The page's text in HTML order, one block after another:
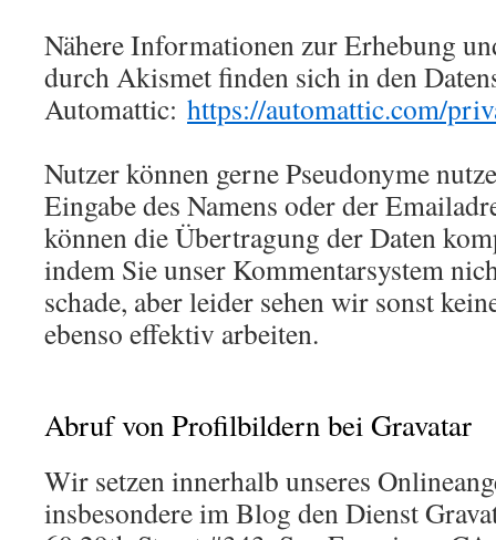
Nähere Informationen zur Erhebung
durch Akismet finden sich in den
Automattic: https://automattic.com/
Nutzer können gerne Pseudonyme
Eingabe des Namens oder der
können die Übertragung der Daten
indem Sie unser Kommentarsystem
schade, aber leider sehen wir sonst
ebenso effektiv arbeiten.
Abruf von Profilbildern bei Gravatar
Wir setzen innerhalb unseres
insbesondere im Blog den Dienst